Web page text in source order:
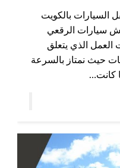
السيارات بالكويت
سيارات الرقعي
الذي يتعلق
حيث نمتاز بالسرعة
كانت…